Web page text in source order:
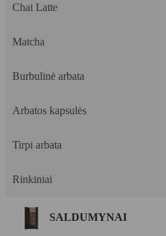
Chai Latte
Matcha
Burbulinė arbata
Arbatos kapsulės
Tirpi arbata
Rinkiniai
SALDUMYNAI